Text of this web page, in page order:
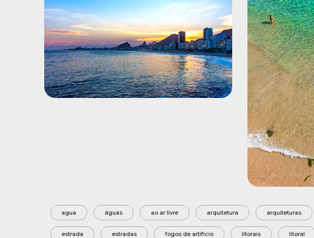
agua águas ao ar livre arquitetura arquiteturas
estrada estradas fogos de artifício litorais litoral